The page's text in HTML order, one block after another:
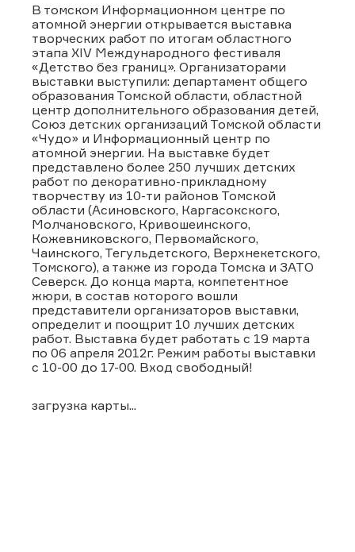
В томском Информационном центре по
атомной энергии открывается выставка
творческих работ по итогам областного
этапа XIV Международного фестиваля
«Детство без границ». Организаторами
выставки выступили: департамент общего
образования Томской области, областной
центр дополнительного образования детей,
Союз детских организаций Томской области
«Чудо» и Информационный центр по
атомной энергии. На выставке будет
представлено более 250 лучших детских
работ по декоративно-прикладному
творчеству из 10-ти районов Томской
области (Асиновского, Каргасокского,
Молчановского, Кривошеинского,
Кожевниковского, Первомайского,
Чаинского, Тегульдетского, Верхнекетского,
Томского), а также из города Томска и ЗАТО
Северск. До конца марта, компетентное
жюри, в состав которого вошли
представители организаторов выставки,
определит и поощрит 10 лучших детских
работ. Выставка будет работать с 19 марта
по 06 апреля 2012г. Режим работы выставки
с 10-00 до 17-00. Вход свободный!
загрузка карты...